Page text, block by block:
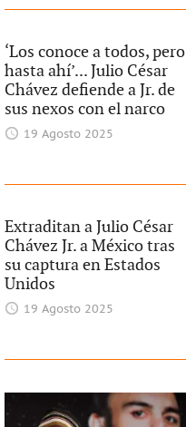
‘Los conoce a todos, pero
hasta ahí’... Julio César
Chávez defiende a Jr. de
sus nexos con el narco
19 Agosto 2025
Extraditan a Julio César
Chávez Jr. a México tras
su captura en Estados
Unidos
19 Agosto 2025